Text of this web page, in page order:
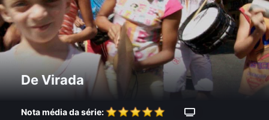
De Virada
Nota média da série: